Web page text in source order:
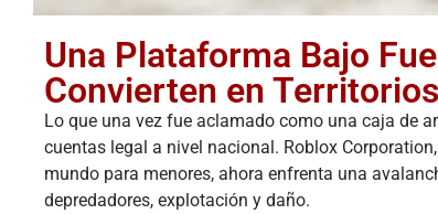
Una Plataforma Bajo
Convierten en
Lo que una vez fue aclamado como una caja de
cuentas legal a nivel nacional. Roblox
mundo para menores, ahora enfrenta una
depredadores, explotación y daño.